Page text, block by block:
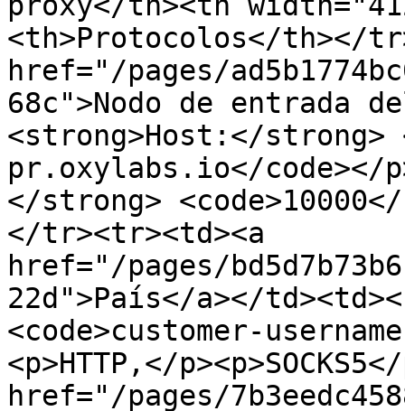
<th>Protocolos</th></
href="/pages/
68c">Nodo de entrada
<strong>Host:</strong>
pr.oxylabs.io</code></
</strong>
</tr><tr><td><a
href="/pages/
22d">País</a></
<code>customer-
<p>HTTP,</
href="/pages/